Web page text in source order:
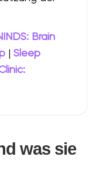
Brain
Sleep
was sie